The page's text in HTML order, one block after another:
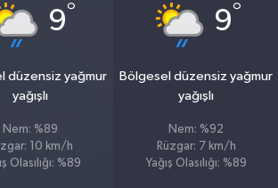
9°
düzensiz yağmur
yağışlı
Nem: %89
10 km/h
Olasılığı: %89
9°
Bölgesel düzensiz yağmur
yağışlı
Nem: %92
Rüzgar: 7 km/h
Yağış Olasılığı: %89